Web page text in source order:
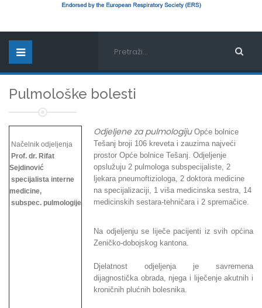
Pulmološke bolesti
Načelnik odjeljenja
Prof. dr. Rifat
Sejdinović
specijalista interne
medicine,
subspec. pulmologije
Odjeljene za pulmologijuOpće bolnice
Tešanj broji 106 kreveta i zauzima najveći
prostor Opće bolnice Tešanj. Odjeljenje
opslužuju 2 pulmologa subspecijaliste, 2
ljekara pneumoftiziologa, 2 doktora medicine
na specijalizaciji, 1 viša medicinska sestra, 14
medicinskih sestara-tehničara i 2 spremačice.
Na odjeljenju se liječe pacijenti iz svih općina
Zeničko-dobojskog kantona.
Djelatnost odjeljenja je savremena
dijagnostička obrada, njega i liječenje akutnih i
kroničnih plućnih bolesnika.